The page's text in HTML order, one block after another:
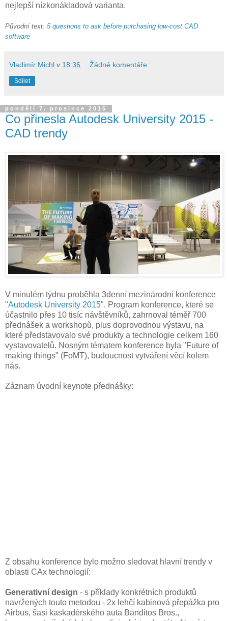
nejlepší nízkonákladová varianta.
Původní text: 5 questions to ask before purchasing low-cost CAD
software
Vladimír Michl v 18:36 Žádné komentáře:
Sdílet
pondělí 7. prosince 2015
Co přinesla Autodesk University 2015 -
CAD trendy
V minulém týdnu proběhla 3denní mezinárodní konference
"Autodesk University 2015". Program konference, které se
účastnilo přes 10 tisíc návštěvníků, zahrnoval téměř 700
přednášek a workshopů, plus doprovodnou výstavu, na
které představovalo své produkty a technologie celkem 160
vystavovatelů. Nosným tématem konference byla "Future of
making things" (FoMT), budoucnost vytváření věcí kolem
nás.
Záznam úvodní keynote přednášky:
Z obsahu konference bylo možno sledovat hlavní trendy v
oblasti CAx technologií:
Generativní design - s příklady konkrétních produktů
navržených touto metodou - 2x lehčí kabinová přepážka pro
Airbus, šasi kaskadérského auta Banditos Bros.,